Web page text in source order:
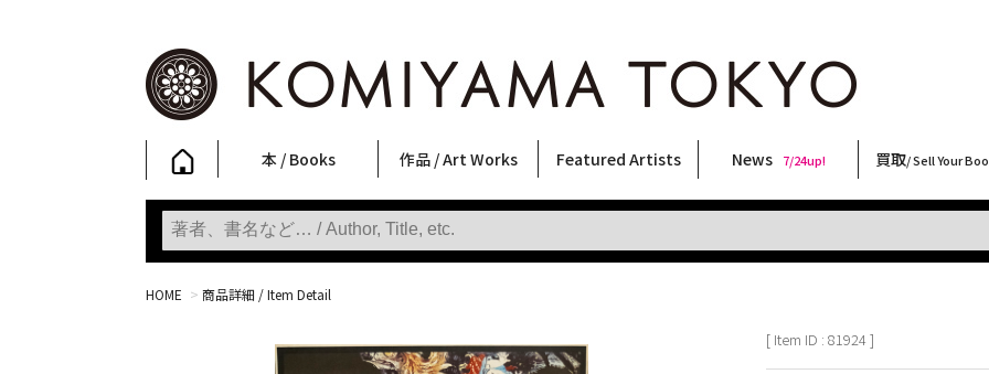
本 / Books
写真集
Photobooks
ファッション
Fashion
アート / 美術
Art
文学・人文
Literature & Humanities
日本文化
Japanese Culture
新刊
New Books
SALE
SALE
作品 / Art Works
フォトグラフィー
Photography
ポスター
Posters
ストリートアート
Street Art
立体・その他
Sculptures / etc
アートワークス
Art Works
Primary Artworks
KOMIYAMA TOKYO ART LABEL
版画
Prints
Featured Artists
稲嶺啓一(東風終)
村田言恵
丸岡和吾
Rico Casella
キム・ロートン
菅谷晋一
柴田亜美
内藤啓介
CHRIS
COOKIE
佐伯俊男
森山大道
北島敬三
大西洋介
三島剛
天野タケル
二本木里美
春川ナミオ
須藤昌人
大類信
横尾忠則
三島由紀夫
林月光
秋赤音
内藤ルネ
News 7/24up!
新着・おすすめ商品 9/7up!
フェア・イベント情報 7/24up!
お店からのお知らせ 6/1up!
買取/ Sell Your
買取ブログ
買取専用フォー
古書 / 古本の買
美術品の買取
出張買取につい
宅配買取につい
店頭買取につい
よくある質問
HOME > 商品詳細 / Item Detail
[ Item ID : 81924 ]